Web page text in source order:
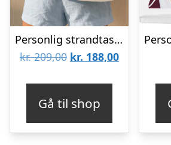
Personlig strandtaske
kr.209,00 Den
var:
kr. 209,00.
kr. 188,00Den
kr. 188,00.
Gå til shop